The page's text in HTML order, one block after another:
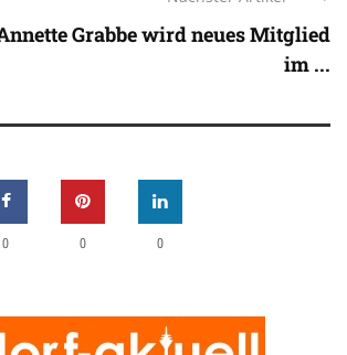
Grabbe wird neues Mitglied
im ...
0 0 0